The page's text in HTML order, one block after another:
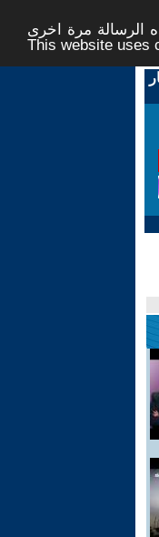
الرسالة مرة اخرى -
This website uses